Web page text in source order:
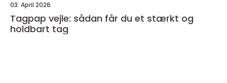
03. April 2026
Tagpap vejle: sådan får du et stærkt og
holdbart tag